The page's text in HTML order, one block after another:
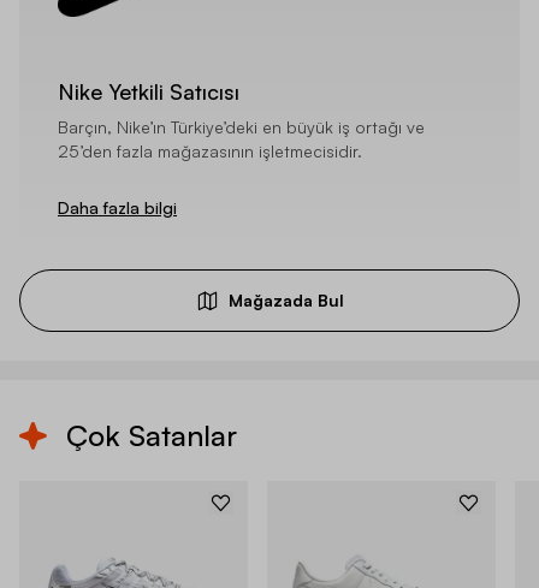
Nike Yetkili Satıcısı
Barçın, Nike’ın Türkiye’deki en büyük iş ortağı ve
25’den fazla mağazasının işletmecisidir.
Daha fazla bilgi
Mağazada Bul
Çok Satanlar